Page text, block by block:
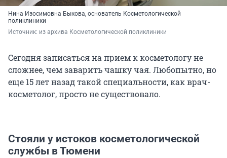
Нина Изосимовна Быкова, основатель Косметологической
поликлиники
Источник: из архива Косметологической поликлиники
Сегодня записаться на прием к косметологу не
сложнее, чем заварить чашку чая. Любопытно, но
еще 15 лет назад такой специальности, как врач-
косметолог, просто не существовало.
Стояли у истоков косметологической
службы в Тюмени